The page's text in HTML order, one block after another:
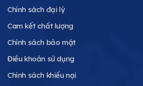
Chính sách đại lý
Cam kết chất lượng
Chính sách bảo mật
Điều khoản sử dụng
Chính sách khiếu nại